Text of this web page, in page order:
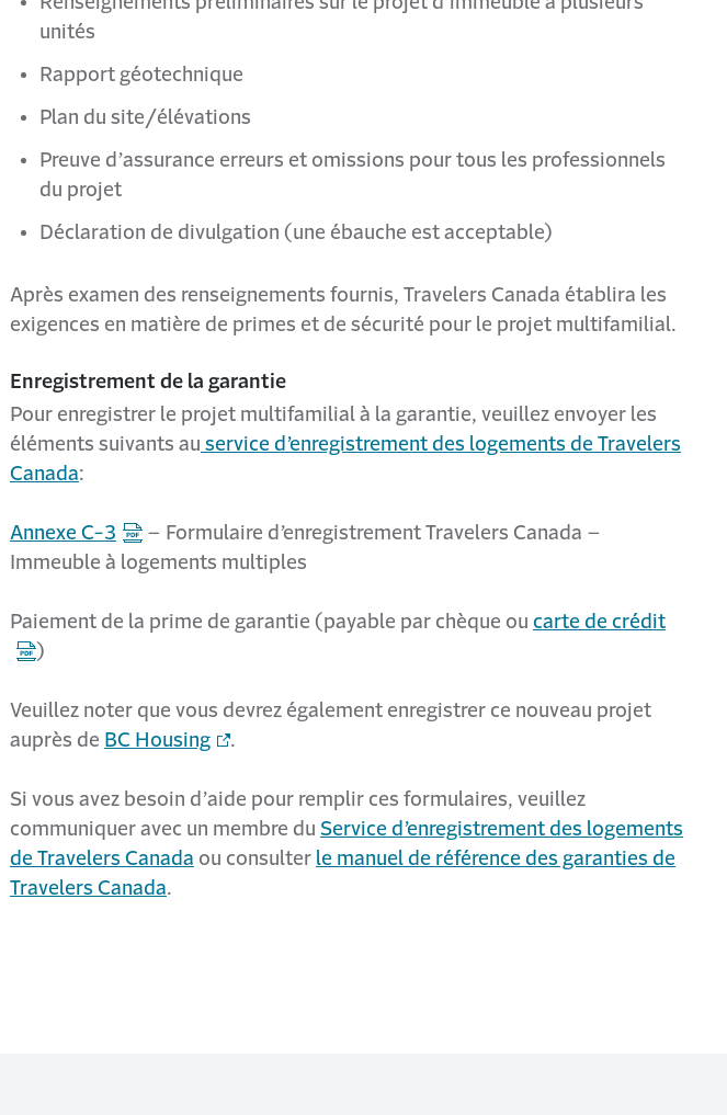
unités
Rapport géotechnique
Plan du site/élévations
Preuve d’assurance erreurs et omissions pour tous les professionnels
du projet
Déclaration de divulgation (une ébauche est acceptable)
Après examen des renseignements fournis, Travelers Canada établira les
exigences en matière de primes et de sécurité pour le projet multifamilial.
Enregistrement de la garantie
Pour enregistrer le projet multifamilial à la garantie, veuillez envoyer les
éléments suivants au service d’enregistrement des logements de Travelers
Canada:
Annexe C-3 – Formulaire d’enregistrement Travelers Canada –
Immeuble à logements multiples
Paiement de la prime de garantie (payable par chèque ou carte de crédit
)
Veuillez noter que vous devrez également enregistrer ce nouveau projet
auprès de BC Housing .
Si vous avez besoin d’aide pour remplir ces formulaires, veuillez
communiquer avec un membre du Service d’enregistrement des logements
de Travelers Canada ou consulter le manuel de référence des garanties de
Travelers Canada.